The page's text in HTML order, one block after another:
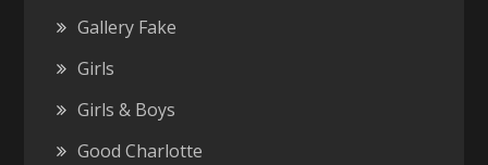
Gallery Fake
Girls
Girls & Boys
Good Charlotte